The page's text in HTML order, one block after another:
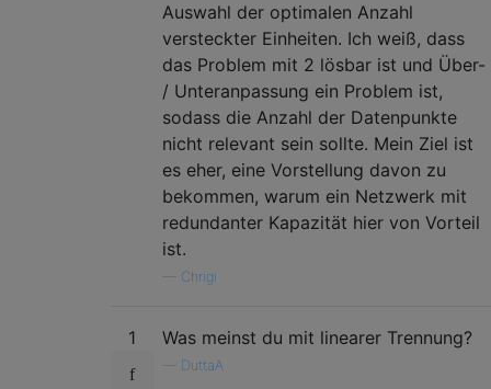
Auswahl der optimalen Anzahl
versteckter Einheiten. Ich weiß, dass
das Problem mit 2 lösbar ist und Über-
/ Unteranpassung ein Problem ist,
sodass die Anzahl der Datenpunkte
nicht relevant sein sollte. Mein Ziel ist
es eher, eine Vorstellung davon zu
bekommen, warum ein Netzwerk mit
redundanter Kapazität hier von Vorteil
ist.
Chrigi
1 Was meinst du mit linearer Trennung?
DuttaA